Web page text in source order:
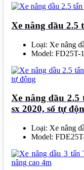
Xe nâng dầu 2.5
Loại: Xe nâng
Model: FD25T-
Xe nâng dầu 2.5
sx 2020, số tự
Loại: Xe nâng
Model: